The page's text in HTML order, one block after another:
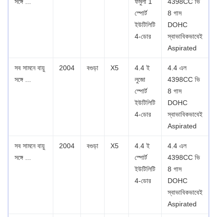
স্পোর্ট
ইউটিলিটি
4-ডোর
8 গাস
DOHC
স্বাভাবিকভাবেই
Aspirated
সব সামনে বায়ু
সঙ্গে ...
2004 বগুড়া X5
4.4 ই
লুজো
স্পোর্ট
ইউটিলিটি
4-ডোর
4.4 এল
4398CC ভি
8 গাস
DOHC
স্বাভাবিকভাবেই
Aspirated
সব সামনে বায়ু
সঙ্গে ...
2004 বগুড়া X5
4.4 ই
স্পোর্ট
ইউটিলিটি
4-ডোর
4.4 এল
4398CC ভি
8 গাস
DOHC
স্বাভাবিকভাবেই
Aspirated